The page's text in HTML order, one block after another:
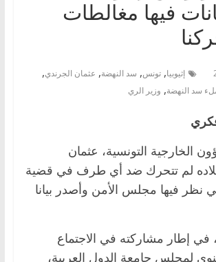
فيها مغالطات
إثيوبيا, تونس, سد النهضة, عثمان الجرندي,
سد النهضة, وزير الري
الخارجية التونسية، عثمان
بلاده لم تتحرك ضد أي طرف في قضية
نظر فيها مجلس الأمن وأصدر بيانا
في إطار مشاركته في الاجتماع
لمجلس جامعة الدول العربية،